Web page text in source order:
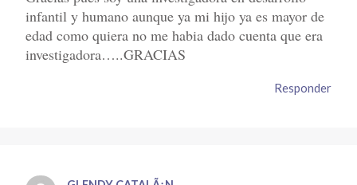
infantil y humano aunque ya mi hijo ya es mayor de
edad como quiera no me habia dado cuenta que era
investigadora…..GRACIAS
Responder